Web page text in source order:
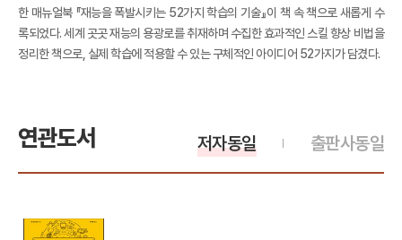
한 매뉴얼북 『재능을 폭발시키는 52가지 학습의 기술』이 책 속 책으로 새롭게 수
록되었다. 세계 곳곳 재능의 용광로를 취재하며 수집한 효과적인 스킬 향상 비법을
정리한 책으로, 실제 학습에 적용할 수 있는 구체적인 아이디어 52가지가 담겼다.
연관도서 출판사동일
저자동일